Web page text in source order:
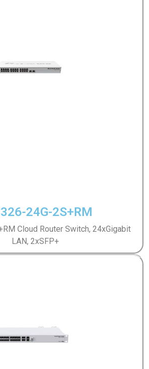
24G-2S+RM
Cloud Router Switch, 24xGigabit
LAN, 2xSFP+